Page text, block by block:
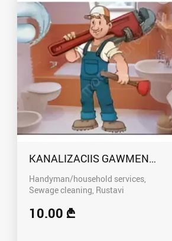
KANALIZACIIS GAWMENDA
Handyman/household services,
Sewage cleaning Rustavi
10.00 ₾